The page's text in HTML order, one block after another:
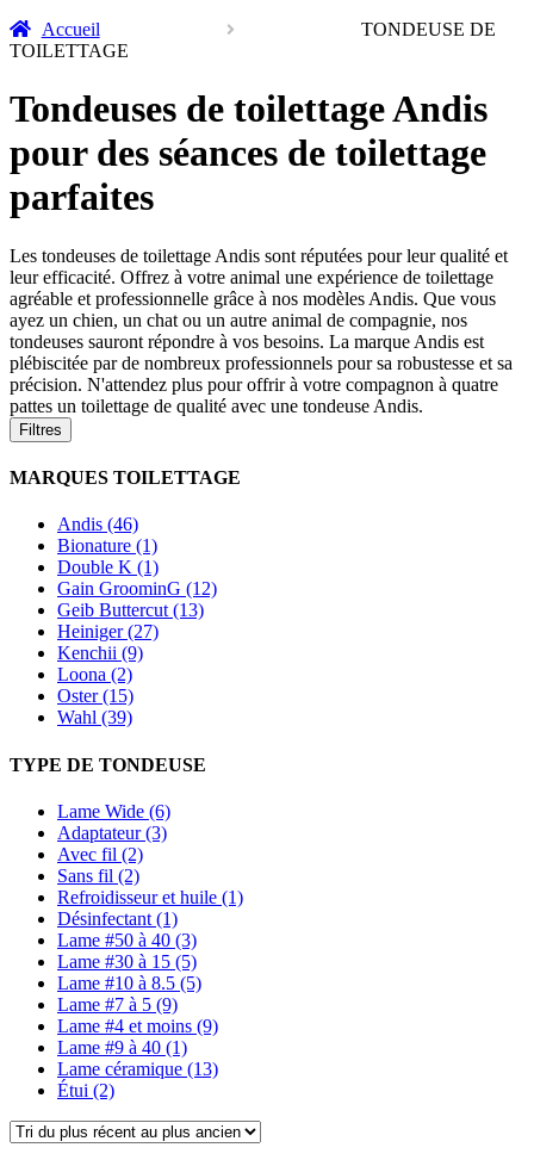
Accueil
TONDEUSE DE
TOILETTAGE
Tondeuses de toilettage Andis
pour des séances de toilettage
parfaites
Les tondeuses de toilettage Andis sont réputées pour leur qualité et
leur efficacité. Offrez à votre animal une expérience de toilettage
agréable et professionnelle grâce à nos modèles Andis. Que vous
ayez un chien, un chat ou un autre animal de compagnie, nos
tondeuses sauront répondre à vos besoins. La marque Andis est
plébiscitée par de nombreux professionnels pour sa robustesse et sa
précision. N'attendez plus pour offrir à votre compagnon à quatre
pattes un toilettage de qualité avec une tondeuse Andis.
Filtres
MARQUES TOILETTAGE
Andis (46)
Bionature (1)
Double K (1)
Gain GroominG (12)
Geib Buttercut (13)
Heiniger (27)
Kenchii (9)
Loona (2)
Oster (15)
Wahl (39)
TYPE DE TONDEUSE
Lame Wide (6)
Adaptateur (3)
Avec fil (2)
Sans fil (2)
Refroidisseur et huile (1)
Désinfectant (1)
Lame #50 à 40 (3)
Lame #30 à 15 (5)
Lame #10 à 8.5 (5)
Lame #7 à 5 (9)
Lame #4 et moins (9)
Lame #9 à 40 (1)
Lame céramique (13)
Étui (2)